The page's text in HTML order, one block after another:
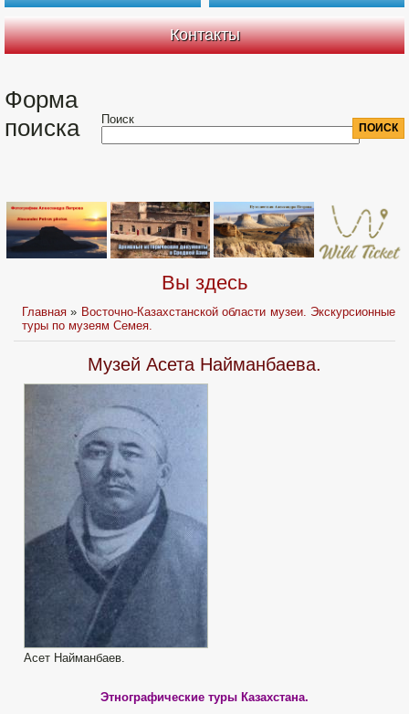
Контакты
Форма
поиска
Поиск
Вы здесь
Главная » Восточно-Казахстанской области музеи. Экскурсионные
туры по музеям Семея.
Музей Асета Найманбаева.
Асет Найманбаев.
Этнографические туры Казахстана.